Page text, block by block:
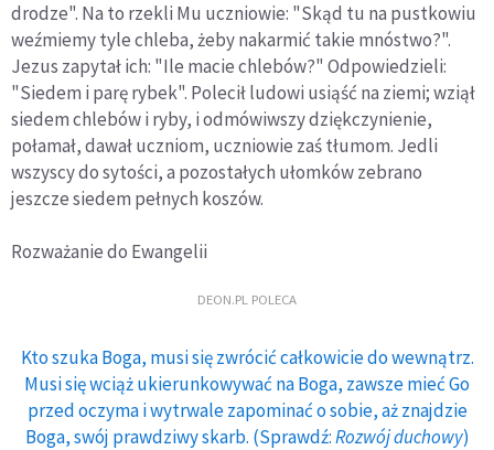
drodze". Na to rzekli Mu uczniowie: "Skąd tu na pustkowiu
weźmiemy tyle chleba, żeby nakarmić takie mnóstwo?".
Jezus zapytał ich: "Ile macie chlebów?" Odpowiedzieli:
"Siedem i parę rybek". Polecił ludowi usiąść na ziemi; wziął
siedem chlebów i ryby, i odmówiwszy dziękczynienie,
połamał, dawał uczniom, uczniowie zaś tłumom. Jedli
wszyscy do sytości, a pozostałych ułomków zebrano
jeszcze siedem pełnych koszów.
Rozważanie do Ewangelii
DEON.PL POLECA
Kto szuka Boga, musi się zwrócić całkowicie do wewnątrz.
Musi się wciąż ukierunkowywać na Boga, zawsze mieć Go
przed oczyma i wytrwale zapominać o sobie, aż znajdzie
Boga, swój prawdziwy skarb. (Sprawdź:Rozwój duchowy)